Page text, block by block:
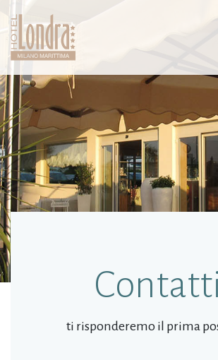
Contatti
ti risponderemo il prima